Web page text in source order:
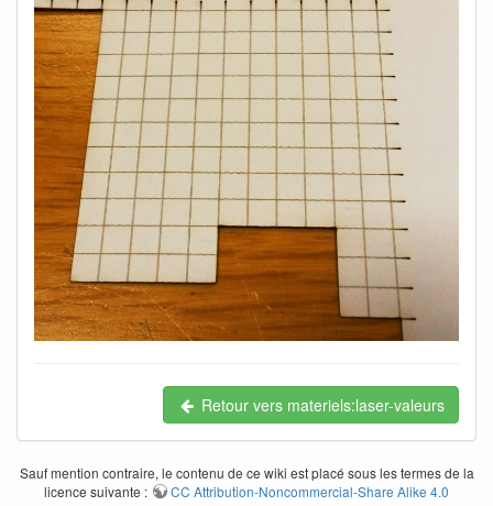
Retour vers materiels:laser-valeurs
Sauf mention contraire, le contenu de ce wiki est placé sous les termes de la
licence suivante :
CC Attribution-Noncommercial-Share Alike 4.0